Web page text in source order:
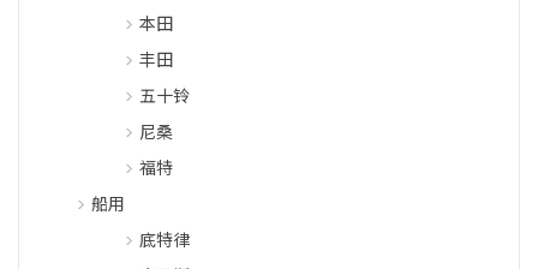
本田
丰田
五十铃
尼桑
福特
船用
底特律